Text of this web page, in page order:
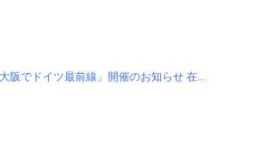
大阪でドイツ最前線」開催のお知らせ 在...